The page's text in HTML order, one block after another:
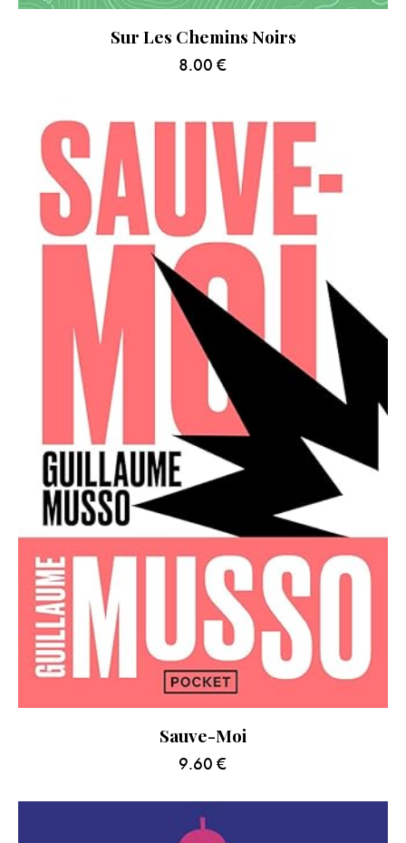
Sur Les Chemins Noirs
8.00 €
Sauve-Moi
9.60 €